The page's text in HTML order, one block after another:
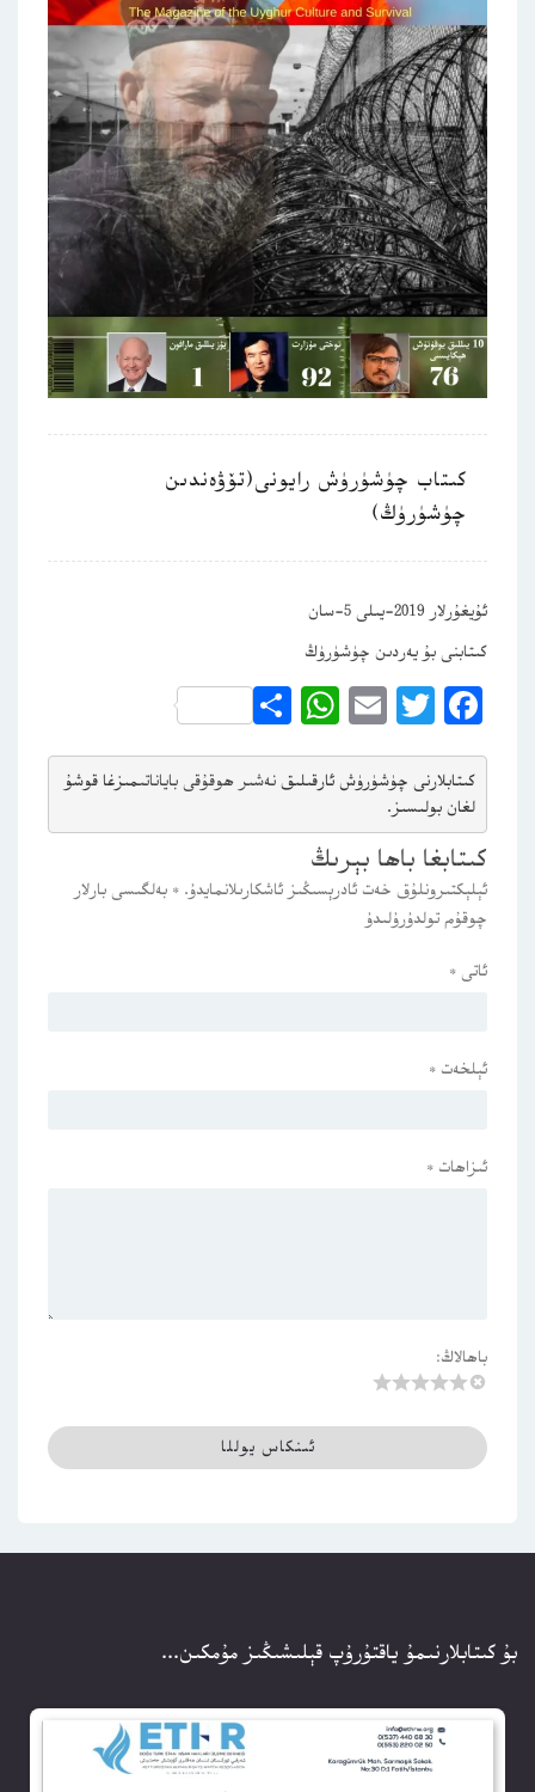
كىتاب چۈشۈرۈش رايونى(تۆۋەندىن
چۈشۈرۈڭ)
ئۇيغۇرلار 2019-يىلى 5-سان
كىتابنى بۇ يەردىن چۈشۈرۈڭ
Facebook
Twitter
Email
WhatsApp
Share
كىتابلارنى چۈشۈرۈش ئارقىلىق نەشىر ھوقۇقى باياناتىمىزغا قوشۇ
لغان بولىسىز.
كىتابغا باھا بېرىڭ
ئېلېكتىرونلۇق خەت ئادرېسىڭىز ئاشكارىلانمايدۇ. * بەلگىسى بارلار
چوقۇم تولدۇرۇلىدۇ
ئاتى *
ئېلخەت *
ئىزاھات *
باھالاڭ:
بۇ كىتابلارنىمۇ ياقتۇرۇپ قېلىشىڭىز مۇمكىن...